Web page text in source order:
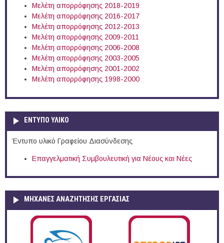
Μελέτη απορρόφησης 2018-2019
Μελέτη απορρόφησης 2016-2017
Μελέτη απορρόφησης 2012-2013
Μελέτη απορρόφησης 2009-2011
Μελέτη απορρόφησης 2006-2008
Μελέτη απορρόφησης 2003-2005
Μελέτη απορρόφησης 2001-2002
Μελέτη απορρόφησης 1998-2000
ΕΝΤΥΠΟ ΥΛΙΚΟ
Έντυπο υλικό Γραφείου Διασύνδεσης
Επαγγελματική Συμβουλευτική για Νέους και Νέες
ΜΗΧΑΝΕΣ ΑΝΑΖΗΤΗΣΗΣ ΕΡΓΑΣΙΑΣ